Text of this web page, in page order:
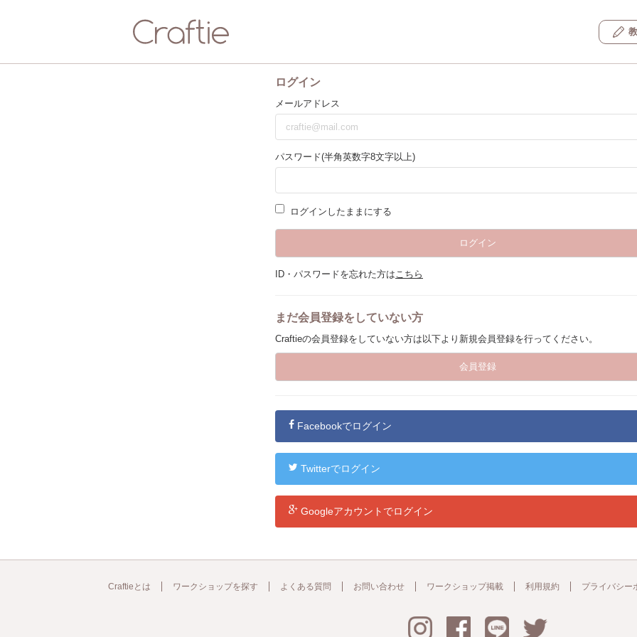
ログイン
メールアドレス
パスワード(半角英数字8文字以上)
ログインしたままにする
ログイン
ID・パスワードを忘れた方はこちら
まだ会員登録をしていない方
Craftieの会員登録をしていない方は以下より新規会員登録を行ってください。
会員登録
Facebookでログイン
Twitterでログイン
Googleアカウントでログイン
Craftieとは ワークショップを探す よくある質問 お問い合わせ ワークショップ掲載 利用規約 プライバシー